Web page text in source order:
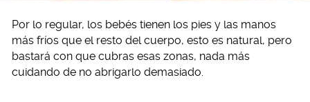
Por lo regular, los bebés tienen los pies y las manos
más fríos que el resto del cuerpo, esto es natural, pero
bastará con que cubras esas zonas, nada más
cuidando de no abrigarlo demasiado.